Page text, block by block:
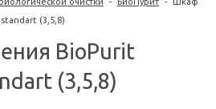
(3,5,8)
BioPurit
(3,5,8)